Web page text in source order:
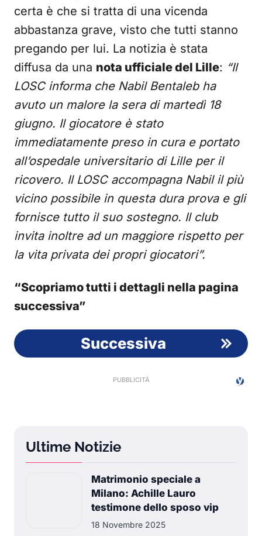
certa è che si tratta di una vicenda
abbastanza grave, visto che tutti stanno
pregando per lui. La notizia è stata
diffusa da una nota ufficiale del Lille: “Il
LOSC informa che Nabil Bentaleb ha
avuto un malore la sera di martedì 18
giugno. Il giocatore è stato
immediatamente preso in cura e portato
all’ospedale universitario di Lille per il
ricovero. Il LOSC accompagna Nabil il più
vicino possibile in questa dura prova e gli
fornisce tutto il suo sostegno. Il club
invita inoltre ad un maggiore rispetto per
la vita privata dei propri giocatori”.
“Scopriamo tutti i dettagli nella pagina
successiva”
Successiva
Ultime Notizie
Matrimonio speciale a
Milano: Achille Lauro
testimone dello sposo vip
18 Novembre 2025